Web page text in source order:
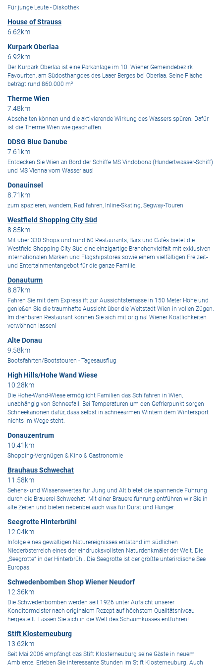
Für junge Leute - Diskothek
House of Strauss
6.62km
Kurpark Oberlaa
6.92km
Der Kurpark Oberlaa ist eine Parkanlage im 10. Wiener Gemeindebezirk
Favouriten, am Südosthangdes des Laaer Berges bei Oberlaa. Seine Fläche
beträgt rund 860.000 m²
Therme Wien
7.48km
Abschalten können und die aktivierende Wirkung des Wassers spüren: Dafür
ist die Therme Wien wie geschaffen.
DDSG Blue Danube
7.61km
Entdecken Sie Wien an Bord der Schiffe MS Vindobona (Hundertwasser-Schiff)
und MS Vienna vom Wasser aus!
Donauinsel
8.71km
zum spazieren, wandern, Rad fahren, Inline-Skating, Segway-Touren
Westfield Shopping City Süd
8.85km
Mit über 330 Shops und rund 60 Restaurants, Bars und Cafès bietet die
Westfield Shopping City Süd eine einzigartige Branchenvielfalt mit exklusiven
internationalen Marken und Flagshipstores sowie einem vielfältigen Freizeit-
und Entertainmentangebot für die ganze Familie.
Donauturm
8.87km
Fahren Sie mit dem Expresslift zur Aussichtsterrasse in 150 Meter Höhe und
genießen Sie die traumhafte Aussicht über die Weltstadt Wien in vollen Zügen.
Im drehbaren Restaurant können Sie sich mit original Wiener Köstlichkeiten
verwöhnen lassen!
Alte Donau
9.58km
Bootsfahrten/Bootstouren - Tagesausflug
High Hills/Hohe Wand Wiese
10.28km
Die Hohe-Wand-Wiese ermöglicht Familien das Schifahren in Wien,
unabhängig von Schneefall. Bei Temperaturen um den Gefrierpunkt sorgen
Schneekanonen dafür, dass selbst in schneearmen Wintern dem Wintersport
nichts im Wege steht.
Donauzentrum
10.41km
Shopping-Vergnügen & Kino & Gastronomie
Brauhaus Schwechat
11.58km
Sehens- und Wissenswertes für Jung und Alt bietet die spannende Führung
durch die Brauerei Schwechat. Mit einer Brauereiführung entführen wir Sie in
alte Zeiten und bieten nebenbei auch was für Durst und Hunger.
Seegrotte Hinterbrühl
12.04km
Infolge eines gewaltigen Naturereignisses entstand im südlichen
Niederösterreich eines der eindrucksvollsten Naturdenkmäler der Welt. Die
„Seegrotte“ in der Hinterbrühl. Die Seegrotte ist der größte unterirdische See
Europas.
Schwedenbomben Shop Wiener Neudorf
12.36km
Die Schwedenbomben werden seit 1926 unter Aufsicht unserer
Konditormeister nach originalem Rezept auf höchstem Qualitätsniveau
hergestellt. Lassen Sie sich in die Welt des Schaumkusses entführen!
Stift Klosterneuburg
13.62km
Seit Mai 2006 empfängt das Stift Klosterneuburg seine Gäste in neuem
Ambiente. Erleben Sie interessante Stunden im Stift Klosterneuburg. Auch